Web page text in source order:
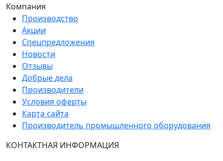
Компания
Производство
Акции
Спецпредложения
Новости
Отзывы
Добрые дела
Производители
Условия оферты
Карта сайта
Производитель промышленного оборудования
КОНТАКТНАЯ ИНФОРМАЦИЯ